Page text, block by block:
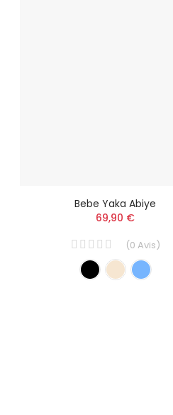
Bebe Yaka Abiye
69,90 €
(0 Avis)